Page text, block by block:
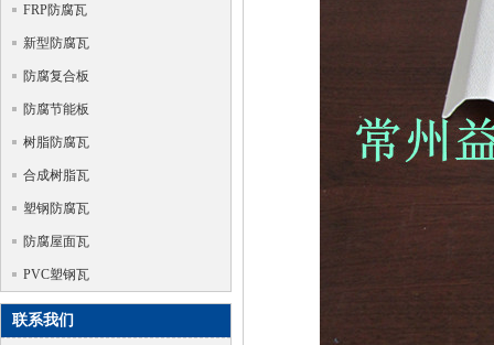
FRP防腐瓦
新型防腐瓦
防腐复合板
防腐节能板
树脂防腐瓦
合成树脂瓦
塑钢防腐瓦
防腐屋面瓦
PVC塑钢瓦
联系我们